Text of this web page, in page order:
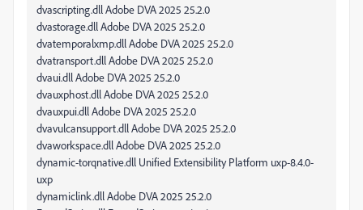
dvascripting.dll Adobe DVA 2025 25.2.0
dvastorage.dll Adobe DVA 2025 25.2.0
dvatemporalxmp.dll Adobe DVA 2025 25.2.0
dvatransport.dll Adobe DVA 2025 25.2.0
dvaui.dll Adobe DVA 2025 25.2.0
dvauxphost.dll Adobe DVA 2025 25.2.0
dvauxpui.dll Adobe DVA 2025 25.2.0
dvavulcansupport.dll Adobe DVA 2025 25.2.0
dvaworkspace.dll Adobe DVA 2025 25.2.0
dynamic-torqnative.dll Unified Extensibility Platform uxp-8.4.0-
uxp
dynamiclink.dll Adobe DVA 2025 25.2.0